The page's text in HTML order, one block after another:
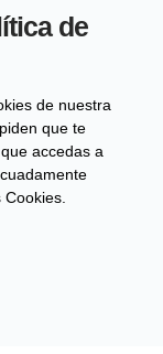
de
de nuestra
que te
accedas a